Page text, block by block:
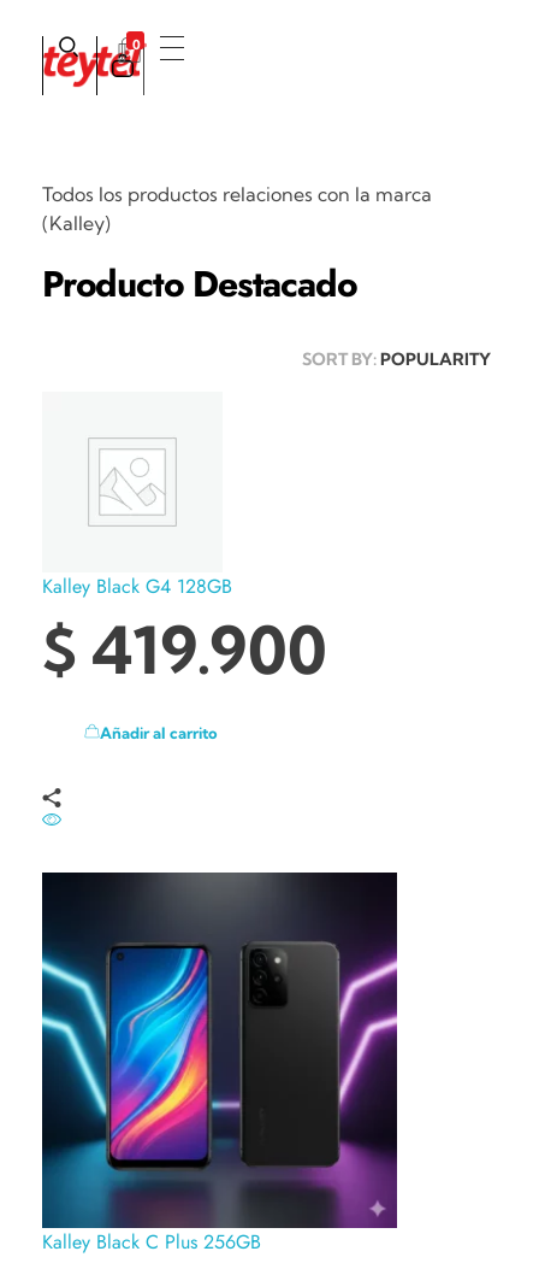
0
Todos los productos relaciones con la marca
(Kalley)
Producto Destacado
SORT BY:POPULARITY
Kalley Black G4 128GB
$ 419.900
Añadir al carrito
Kalley Black C Plus 256GB